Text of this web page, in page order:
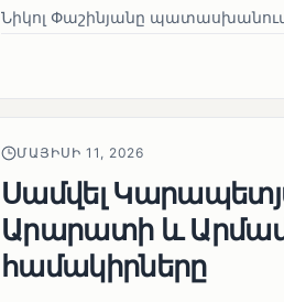
Նիկոլ Փաշինյանը պատասխանում
ՄԱՅԻՍԻ 11, 2026
Սամվել
Արարատի և
համակիրները